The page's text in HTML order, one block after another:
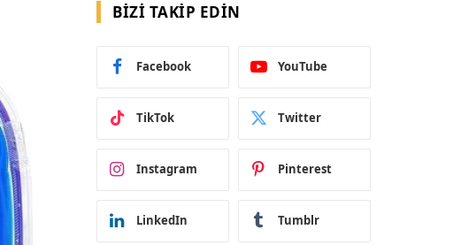
BIZI TAKIP EDIN
Facebook YouTube
TikTok Twitter
Instagram Pinterest
LinkedIn Tumblr